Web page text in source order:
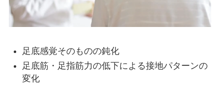
足底感覚そのものの鈍化
足底筋・足指筋力の低下による接地パターンの
変化